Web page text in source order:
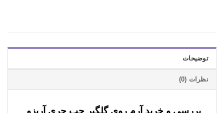
توضیحات
نظرات (0)
بررسی و خرید آرم روی گلگیر چپ چری آریزو